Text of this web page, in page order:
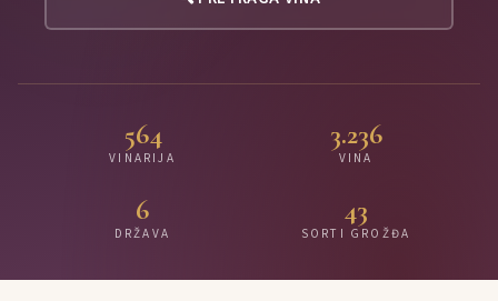
564
VINARIJA
3.236
VINA
6
DRŽAVA
43
SORTI GROŽĐA